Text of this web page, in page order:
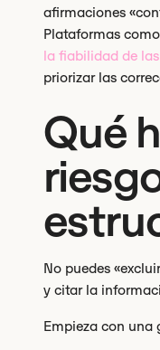
afirmaciones
Plataformas
la fiabilidad de
priorizar las
Qué
No puedes
y citar la
Empieza con una